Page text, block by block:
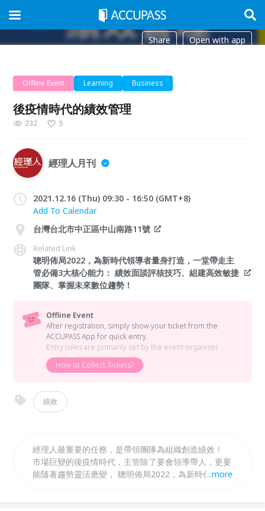
Share Open with app
Offline Event Learning Business
後疫情時代的績效管理
232 5
經理人月刊
2021.12.16 (Thu) 09:30 - 16:50 (GMT+8)
Add To Calendar
台灣台北市中正區中山南路11號
Related Link
聰明佈局2022，為新時代領導者量身打造，一堂帶走主
管必備3大核心能力： 績效面談評核技巧、組建高效敏捷
團隊、掌握未來數位趨勢！
Offline Event
After registration, simply show your ticket from the
ACCUPASS App for quick entry.
Entry rules are primarily set by the event organizer.
How to Collect Tickets?
績效
經理人最重要的任務，是帶領團隊為組織創造績效！
市場巨變的後疫情時代，主管除了要會領導帶人，更要
能隨著趨勢靈活應變， 聰明佈局2022，為新時代領導
...more